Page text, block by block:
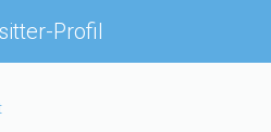
Profil